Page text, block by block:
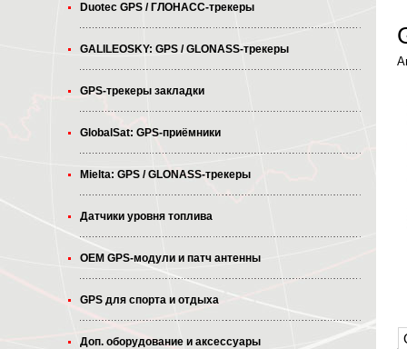
Duotec GPS / ГЛОНАСС-трекеры
GALILEOSKY: GPS / GLONASS-трекеры
GPS-трекеры закладки
GlobalSat: GPS-приёмники
Mielta: GPS / GLONASS-трекеры
Датчики уровня топлива
OEM GPS-модули и патч антенны
GPS для спорта и отдыха
Доп. оборудование и аксессуары